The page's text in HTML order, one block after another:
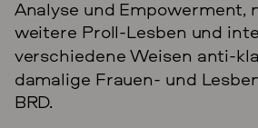
Analyse und Empowerment,
weitere Proll-Lesben und
verschiedene Weisen anti-
damalige Frauen- und
BRD.